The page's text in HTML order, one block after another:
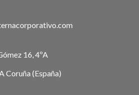
16, 4ºA
Coruña (España)